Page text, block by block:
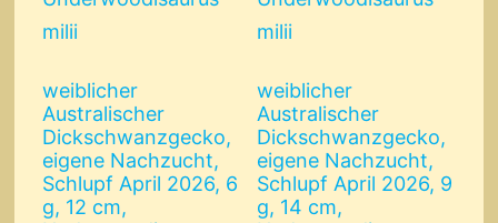
weiblicher
Australischer
Dickschwanzgecko,
eigene Nachzucht,
Schlupf April 2026, 6
g, 12 cm,
weiblicher
Australischer
Dickschwanzgecko,
eigene Nachzucht,
Schlupf April 2026, 9
g, 14 cm,